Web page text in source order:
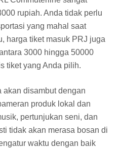
rupiah. Anda tidak perlu
yang mahal saat
harga tiket masuk PRJ juga
3000 hingga 50000
tiket yang Anda pilih.
akan disambut dengan
produk lokal dan
pertunjukan seni, dan
tidak akan merasa bosan di
waktu dengan baik